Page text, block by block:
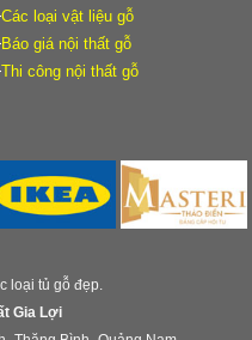
Các loại vật liệu gỗ
Báo giá nội thất gỗ
Thi công nội thất gỗ
loại tủ gỗ đẹp.
Gia Lợi